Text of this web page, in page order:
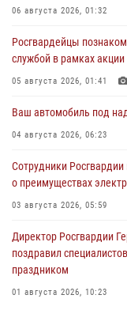
06 августа 2026, 01:32
Росгвардейцы
службой в рамках
05 августа 2026, 01:41
Ваш автомобиль под
04 августа 2026, 06:23
Сотрудники
о преимуществах
03 августа 2026, 05:59
Директор Росгвардии
поздравил
праздником
01 августа 2026, 10:23